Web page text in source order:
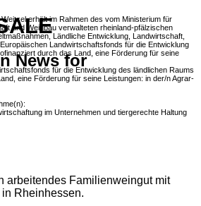
News for
erhält im Rahmen des vom Ministerium für
und Weinbau verwalteten rheinland-pfälzischen
Ländliche Entwicklung, Landwirtschaft,
Landwirtschaftsfonds für die Entwicklung
durch das Land, eine Förderung für seine
für die Entwicklung des ländlichen Raums
eine Förderung für seine Leistungen: in der/n Agrar-
im Unternehmen und tiergerechte Haltung
arbeitendes Familienweingut mit
Rheinhessen.